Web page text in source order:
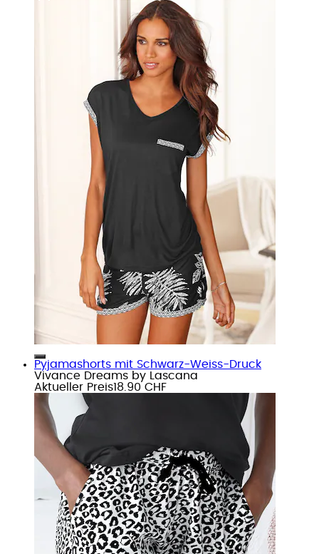
Pyjamashorts mit Schwarz-Weiss-Druck
Vivance Dreams by Lascana
Aktueller Preis18.90 CHF